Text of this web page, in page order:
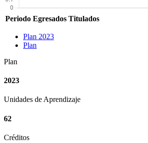
Periodo Egresados Titulados
Plan 2023
Plan
Plan
2023
Unidades de Aprendizaje
62
Créditos